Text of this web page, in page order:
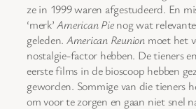
ze in 1999 waren afgestudeerd. En
‘merk’American Pienog wat
geleden. American Reunion moet het
nostalgie-factor hebben. De tieners
eerste films in de bioscoop hebben
geworden. Sommige van die tieners
om voor te zorgen en gaan niet snel